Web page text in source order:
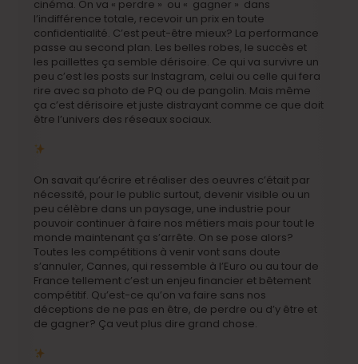
cinéma. On va « perdre » ou « gagner » dans
l’indifférence totale, recevoir un prix en toute
confidentialité. C’est peut-être mieux? La performance
passe au second plan. Les belles robes, le succès et
les paillettes ça semble dérisoire. Ce qui va survivre un
peu c’est les posts sur Instagram, celui ou celle qui fera
rire avec sa photo de PQ ou de pangolin. Mais même
ça c’est dérisoire et juste distrayant comme ce que doit
être l’univers des réseaux sociaux.
On savait qu’écrire et réaliser des oeuvres c’était par
nécessité, pour le public surtout, devenir visible ou un
peu célèbre dans un paysage, une industrie pour
pouvoir continuer à faire nos métiers mais pour tout le
monde maintenant ça s’arrête. On se pose alors?
Toutes les compétitions à venir vont sans doute
s’annuler, Cannes, qui ressemble à l’Euro ou au tour de
France tellement c’est un enjeu financier et bêtement
compétitif. Qu’est-ce qu’on va faire sans nos
déceptions de ne pas en être, de perdre ou d’y être et
de gagner? Ça veut plus dire grand chose.